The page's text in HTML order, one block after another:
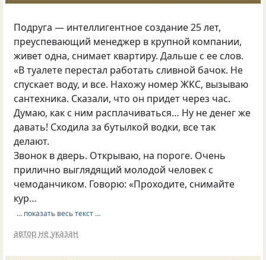
Подруга — интеллигентное создание 25 лет,
преуспевающий менеджер в крупной компании,
живет одна, снимает квартиру. Дальше с ее слов.
«В туалете перестал работать сливной бачок. Не
спускает воду, и все. Нахожу номер ЖКС, вызываю
сантехника. Сказали, что он придет через час.
Думаю, как с ним расплачиваться… Ну не денег же
давать! Сходила за бутылкой водки, все так
делают.
Звонок в дверь. Открываю, на пороге. Очень
прилично выглядящий молодой человек с
чемоданчиком. Говорю: «Проходите, снимайте
кур…
… показать весь текст …
автор не указан